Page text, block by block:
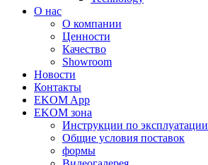
О нас
О компании
Ценности
Качество
Showroom
Новости
Контакты
EKOM App
EKOM зона
Инструкции по эксплуатации
Общие условия поставок
формы